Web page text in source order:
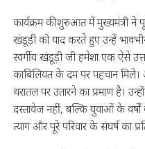
कार्यक्रम की शुरुआत में मुख्यमंत्री ने
खंडूड़ी को याद करते हुए उन्हें
स्वर्गीय खंडूड़ी जी हमेशा एक ऐसे
काबिलियत के दम पर पहचान
धरातल पर उतारने का प्रमाण है।
दस्तावेज नहीं, बल्कि युवाओं के
त्याग और पूरे परिवार के संघर्ष का